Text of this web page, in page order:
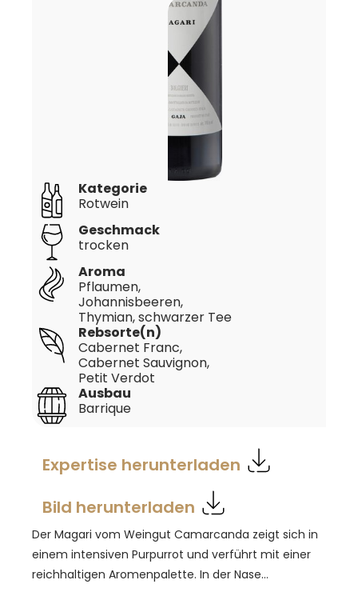
Ausbau
Barrique
Aroma
Pflaumen,
Johannisbeeren,
Thymian, schwarzer Tee
Geschmack
trocken
Kategorie
Rotwein
Rebsorte(n)
Cabernet Franc,
Cabernet Sauvignon,
Petit Verdot
Expertise herunterladen
Bild herunterladen
Der Magari vom Weingut Camarcanda zeigt sich in
einem intensiven Purpurrot und verführt mit einer
reichhaltigen Aromenpalette. In der Nase